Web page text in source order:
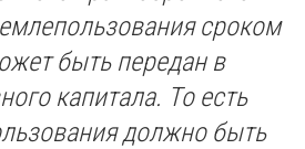
сроком
быть передан в
капитала. То есть
должно быть